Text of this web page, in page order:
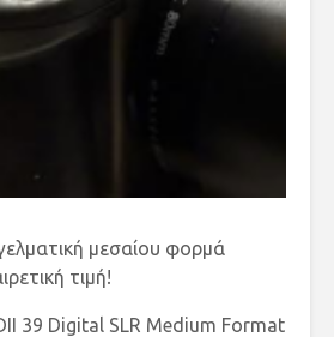
μεσαίου φορμά
τιμή!
39 Digital SLR Medium Format